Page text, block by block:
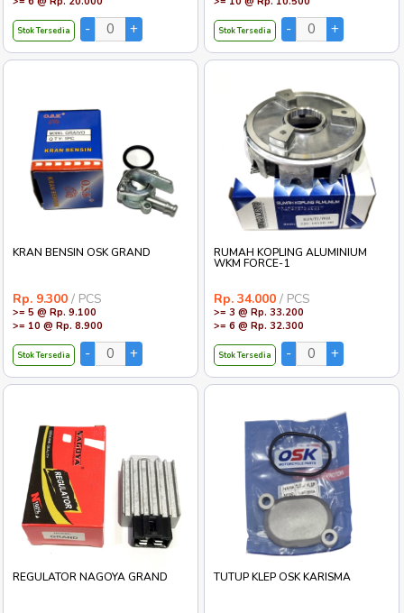
Stok Tersedia Stok Tersedia
KRAN BENSIN OSK GRAND
Rp. 9.300 / PCS
>= 5 @ Rp. 9.100
>= 10 @ Rp. 8.900
Stok Tersedia
RUMAH KOPLING ALUMINIUM
WKM FORCE-1
Rp. 34.000 / PCS
>= 3 @ Rp. 33.200
>= 6 @ Rp. 32.300
Stok Tersedia
REGULATOR NAGOYA GRAND TUTUP KLEP OSK KARISMA